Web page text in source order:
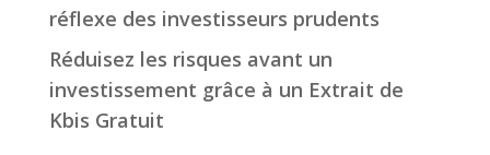
réflexe des investisseurs prudents
Réduisez les risques avant un
investissement grâce à un Extrait de
Kbis Gratuit